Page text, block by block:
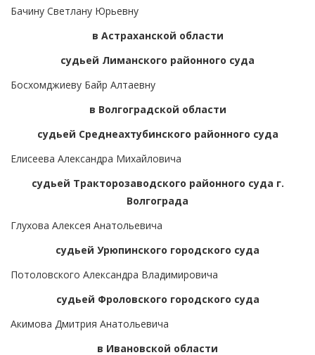
Бачину Светлану Юрьевну
в Астраханской области
судьей Лиманского районного суда
Босхомджиеву Байр Алтаевну
в Волгоградской области
судьей Среднеахтубинского районного суда
Елисеева Александра Михайловича
судьей Тракторозаводского районного суда г.
Волгограда
Глухова Алексея Анатольевича
судьей Урюпинского городского суда
Потоловского Александра Владимировича
судьей Фроловского городского суда
Акимова Дмитрия Анатольевича
в Ивановской области